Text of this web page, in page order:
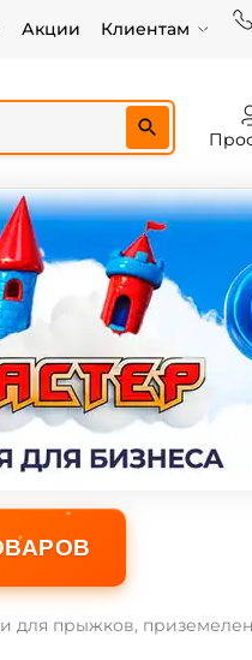
Акции Клиентам
для прыжков,